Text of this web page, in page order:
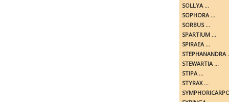
SOLLYA ...
SOPHORA ...
SORBUS ...
SPARTIUM ...
SPIRAEA ...
STEPHANANDRA
STEWARTIA ...
STIPA ...
STYRAX ...